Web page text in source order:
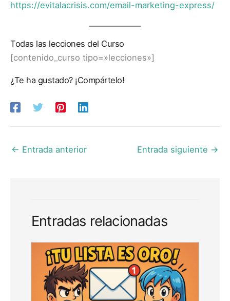
https://evitalacrisis.com/email-marketing-express/
Todas las lecciones del Curso
[contenido_curso tipo=»lecciones»]
¿Te ha gustado? ¡Compártelo!
← Entrada anterior Entrada siguiente →
Entradas relacionadas